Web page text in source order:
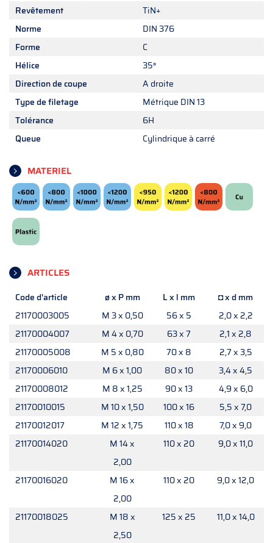
Revêtement
TiN+
Norme
DIN 376
Forme
C
Hélice
35°
Direction de coupe
A droite
Type de filetage
Métrique DIN 13
Tolérance
6H
Queue
Cylindrique à carré
MATERIEL
ARTICLES
Code d'article ø x P mm L x l mm
◘ x d mm
21170003005
M 3 x 0,50 56 x 5
2,0 x 2,2
21170004007
M 4 x 0,70 63 x 7
2,1 x 2,8
21170005008
M 5 x 0,80 70 x 8
2,7 x 3,5
21170006010
M 6 x 1,00 80 x 10
3,4 x 4,5
21170008012
M 8 x 1,25 90 x 13
4,9 x 6,0
21170010015
M 10 x 1,50 100 x 16
5,5 x 7,0
21170012017
M 12 x 1,75 110 x 18
7,0 x 9,0
21170014020
M 14 x
2,00
110 x 20 9,0 x 11,0
21170016020
M 16 x
2,00
110 x 20 9,0 x 12,0
21170018025
M 18 x
2,50
125 x 25 11,0 x 14,0